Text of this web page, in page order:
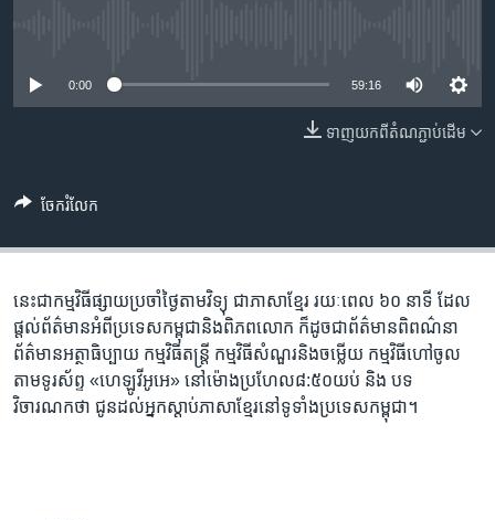
រចនា
ចូល​
ស្វែង​
កម្មវិធីទាំងអស់
បណ្តាញ​សង្គម
ភាសា
0:00 59:16
ទាញ​យក​ពី​តំណភ្ជាប់​ដើម
ចែករំលែក
នេះ​ជា​កម្ម​វិធី​ផ្សាយ​ប្រចាំ​ថ្ងៃ​តាម​វិទ្យុ ​ជាភាសា​ខ្មែរ​ រយៈ​ពេល​ ៦០​ នាទី ដែល​
ផ្តល់​ព័ត៌មាន​អំពី​ប្រទេស​កម្ពុជា​និង​ពិភព​លោក ​ក៏ដូច​ជា​ព័ត៌មាន​ពិពណ៌នា
ព័ត៌មាន​អត្ថា​ធិប្បាយ​ កម្ម​វិធី​តន្ត្រី ​កម្មវិធី​​សំណួរ​និង​ចម្លើយ​ កម្ម​វិធី​ហៅ​ចូល​
តាម​ទូរ​ស័ព្ទ «ហេឡូវីអូអេ» នៅ​ម៉ោង​​ប្រហែល​៨:៥០​យប់ ​និង បទ​
វិចារណកថា​ ជូន​ដល់​អ្នក​ស្តាប់​ភាសា​ខ្មែរ​នៅ​ទូទាំង​ប្រទេស​កម្ពុជា។